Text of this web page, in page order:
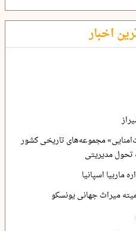
اخبار
مجموعه‌های تاریخی کشور
تحول مدیریتی
اسپانیا
میراث جهانی یونسکو